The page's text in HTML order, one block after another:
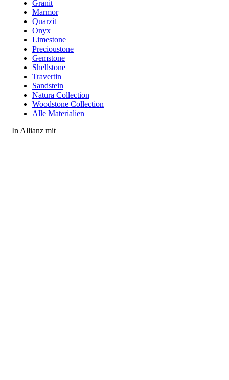
Granit
Marmor
Quarzit
Onyx
Limestone
Precioustone
Gemstone
Shellstone
Travertin
Sandstein
Natura Collection
Woodstone Collection
Alle Materialien
In Allianz mit